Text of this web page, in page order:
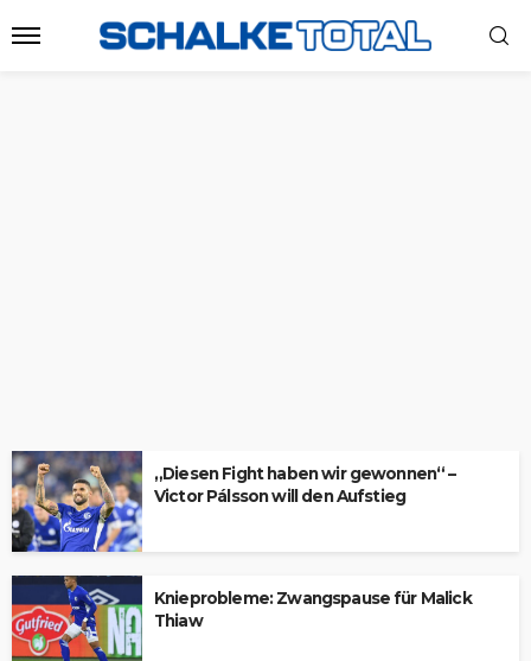
„Diesen Fight haben wir gewonnen“ –
Victor Pálsson will den Aufstieg
Knieprobleme: Zwangspause für Malick
Thiaw